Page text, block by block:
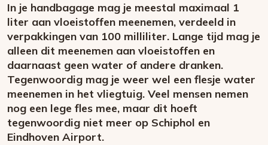
In je handbagage mag je meestal maximaal 1
liter aan vloeistoffen meenemen, verdeeld in
verpakkingen van 100 milliliter. Lange tijd mag je
alleen dit meenemen aan vloeistoffen en
daarnaast geen water of andere dranken.
Tegenwoordig mag je weer wel een flesje water
meenemen in het vliegtuig. Veel mensen nemen
nog een lege fles mee, maar dit hoeft
tegenwoordig niet meer op Schiphol en
Eindhoven Airport.